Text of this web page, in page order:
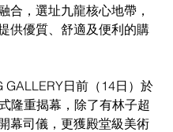
合，選址九龍核心地帶，
供優質、舒適及便利的購
GALLERY日前（14日）於
隆重揭幕， 除了有林子超
幕司儀，更獲殿堂級美術